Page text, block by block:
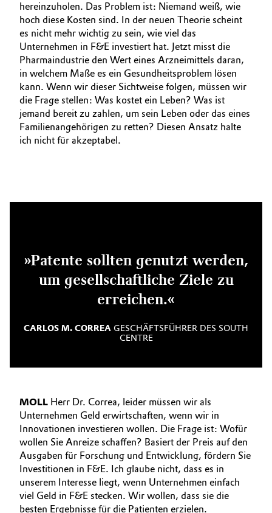
hereinzuholen. Das Problem ist: Niemand weiß, wie
hoch diese Kosten sind. In der neuen Theorie scheint
es nicht mehr wichtig zu sein, wie viel das
Unternehmen in F&E investiert hat. Jetzt misst die
Pharmaindustrie den Wert eines Arzneimittels daran,
in welchem Maße es ein Gesundheitsproblem lösen
kann. Wenn wir dieser Sichtweise folgen, müssen wir
die Frage stellen: Was kostet ein Leben? Was ist
jemand bereit zu zahlen, um sein Leben oder das eines
Familienangehörigen zu retten? Diesen Ansatz halte
ich nicht für akzeptabel.
»Patente sollten genutzt werden,
um gesellschaftliche Ziele zu
erreichen.«
CARLOS M. CORREA GESCHÄFTSFÜHRER DES SOUTH
CENTRE
MOLL Herr Dr. Correa, leider müssen wir als
Unternehmen Geld erwirtschaften, wenn wir in
Innovationen investieren wollen. Die Frage ist: Wofür
wollen Sie Anreize schaffen? Basiert der Preis auf den
Ausgaben für Forschung und Entwicklung, fördern Sie
Investitionen in F&E. Ich glaube nicht, dass es in
unserem Interesse liegt, wenn Unternehmen einfach
viel Geld in F&E stecken. Wir wollen, dass sie die
besten Ergebnisse für die Patienten erzielen.